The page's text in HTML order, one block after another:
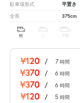
駐車場形式 平置き
全長 375cm
軽 中型
¥120 / 7 時間
¥370 / 6 時間
¥370 / 6 時間
¥120 / 5 時間